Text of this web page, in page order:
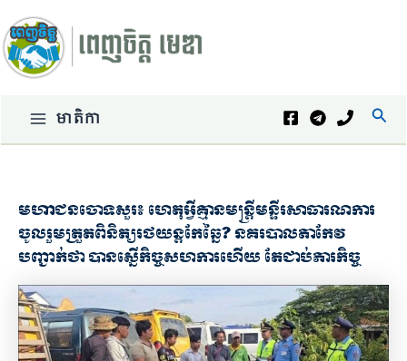
to
content
Mainមាតិកា
មហាជនចោទសួរ៖ ហេតុអ្វីគ្មានមន្ត្រីមន្ទីរសាធារណការ
ចូលរួមត្រួតពិនិត្យរថយន្តកែឆ្នៃ? នគរបាលតាកែវ
បញ្ជាក់ថា បានស្នើកិច្ចសហការហើយ តែជាប់ភារកិច្ច